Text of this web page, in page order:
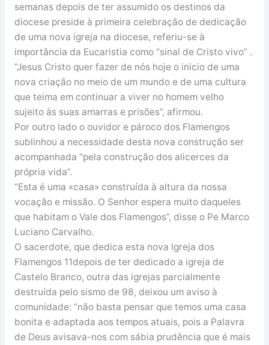
semanas depois de ter assumido os destinos da
diocese preside à primeira celebração de dedicação
de uma nova igreja na diocese, referiu-se à
importância da Eucaristia como “sinal de Cristo vivo” .
“Jesus Cristo quer fazer de nós hoje o inicio de uma
nova criação no meio de um mundo e de uma cultura
que teima em continuar a viver no homem velho
sujeito às suas amarras e prisões”, afirmou.
Por outro lado o ouvidor e pároco dos Flamengos
sublinhou a necessidade desta nova construção ser
acompanhada “pela construção dos alicerces da
própria vida”.
“Esta é uma «casa» construída à altura da nossa
vocação e missão. O Senhor espera muito daqueles
que habitam o Vale dos Flamengos”, disse o Pe Marco
Luciano Carvalho.
O sacerdote, que dedica esta nova Igreja dos
Flamengos 11depois de ter dedicado a igreja de
Castelo Branco, outra das igrejas parcialmente
destruída pelo sismo de 98, deixou um aviso à
comunidade: “não basta pensar que temos uma casa
bonita e adaptada aos tempos atuais, pois a Palavra
de Deus avisava-nos com sábia prudência que é mais